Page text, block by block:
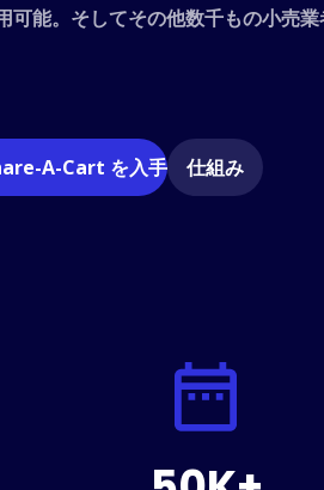
可能。そしてその他数千もの小売業
A-Cart を入手 仕組み